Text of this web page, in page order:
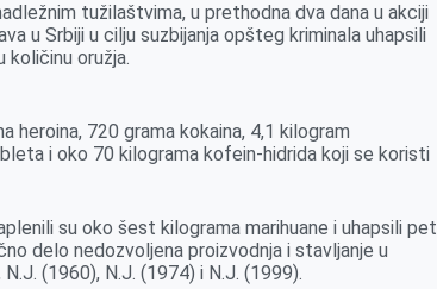
tužilaštvima, u prethodna dva dana u akciji
u Srbiji u cilju suzbijanja opšteg kriminala uhapsili
količinu oružja.
heroina, 720 grama kokaina, 4,1 kilogram
i oko 70 kilograma kofein-hidrida koji se koristi
su oko šest kilograma marihuane i uhapsili pet
delo nedozvoljena proizvodnja i stavljanje u
(1960), N.J. (1974) i N.J. (1999).